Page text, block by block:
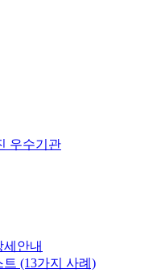
우수기관
안내
(13가지 사례)